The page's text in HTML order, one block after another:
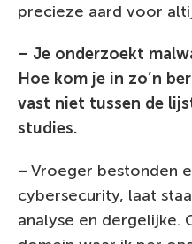
precieze aard voor
– Je onderzoekt
Hoe kom je in zo’n
vast niet tussen de
studies.
– Vroeger bestonden
cybersecurity, laat
analyse en dergelijke.